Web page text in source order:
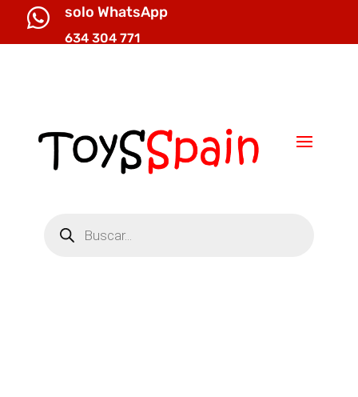
 solo WhatsApp
634 304 771
productos